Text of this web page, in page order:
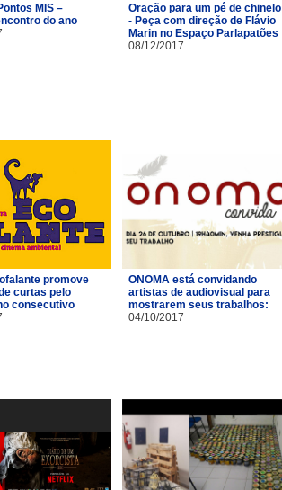
MIS –
do ano
Oração para um pé de chinelo
- Peça com direção de Flávio
Marin no Espaço Parlapatões
08/12/2017
promove
curtas pelo
consecutivo
ONOMA está convidando
artistas de audiovisual para
mostrarem seus trabalhos:
04/10/2017